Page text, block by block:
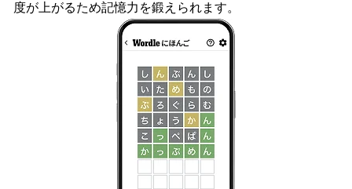
度が上がるため記憶力を鍛えられます。